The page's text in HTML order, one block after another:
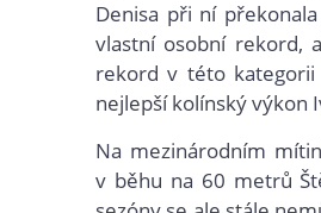
Denisa při ní
vlastní osobní rekord,
rekord v této
nejlepší kolínský výkon
Na mezinárodním
v běhu na 60 metrů